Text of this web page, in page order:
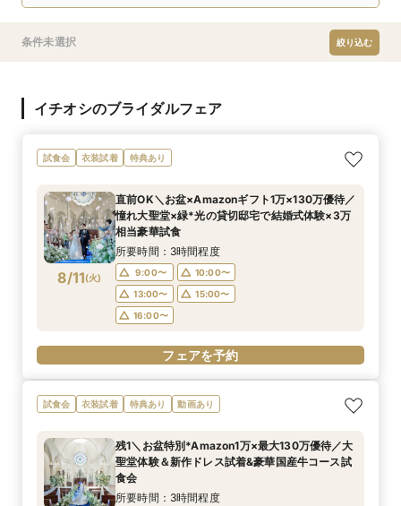
条件未選択 絞り込む
イチオシのブライダルフェア
試食会 衣装試着 特典あり
8/11(火)
直前OK＼お盆×Amazonギフト1万×130万優待／
憧れ大聖堂×緑*光の貸切邸宅で結婚式体験×3万
相当豪華試食
所要時間：3時間程度
9:00〜
10:00〜
13:00〜
15:00〜
16:00〜
フェアを予約
試食会 衣装試着 特典あり 動画あり
残1＼お盆特別*Amazon1万×最大130万優待／大
聖堂体験＆新作ドレス試着&豪華国産牛コース試
食会
所要時間：3時間程度